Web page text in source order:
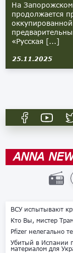
На
продолжается
«Русская [...]
25.11.2025
ANNA
ВСУ испытывают
Кто Вы, мистер
Pfizer нелегально
Убитый в Испании
материалом для